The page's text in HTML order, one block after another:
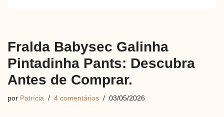
Fralda Babysec Galinha
Pintadinha Pants: Descubra
Antes de Comprar.
por Patrícia 4 comentários 03/05/2026